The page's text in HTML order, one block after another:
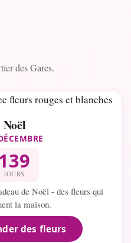
des Gares.
Noël
139
JOURS
de Noël - des fleurs qui
la maison.
des fleurs